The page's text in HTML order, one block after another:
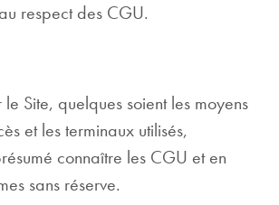
respect des CGU.
le Site, quelques soient les moyens
et les terminaux utilisés,
connaître les CGU et en
sans réserve.